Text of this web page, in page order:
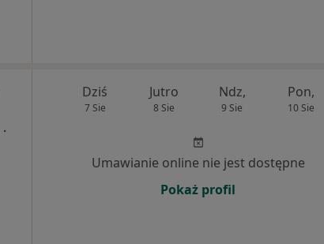
·
Dziś
7 Sie
Jutro
8 Sie
Ndz,
9 Sie
Pon,
10 Sie
Umawianie online nie jest dostępne
Pokaż profil